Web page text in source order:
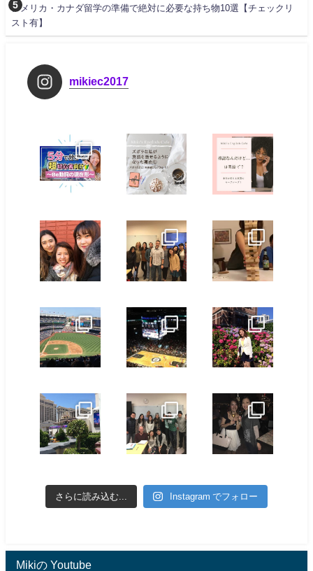
アメリカ・カナダ留学の準備で絶対に必要な持ち物10選【チェックリ
スト有】
mikiec2017
さらに読み込む... Instagram でフォロー
Mikiの Youtube